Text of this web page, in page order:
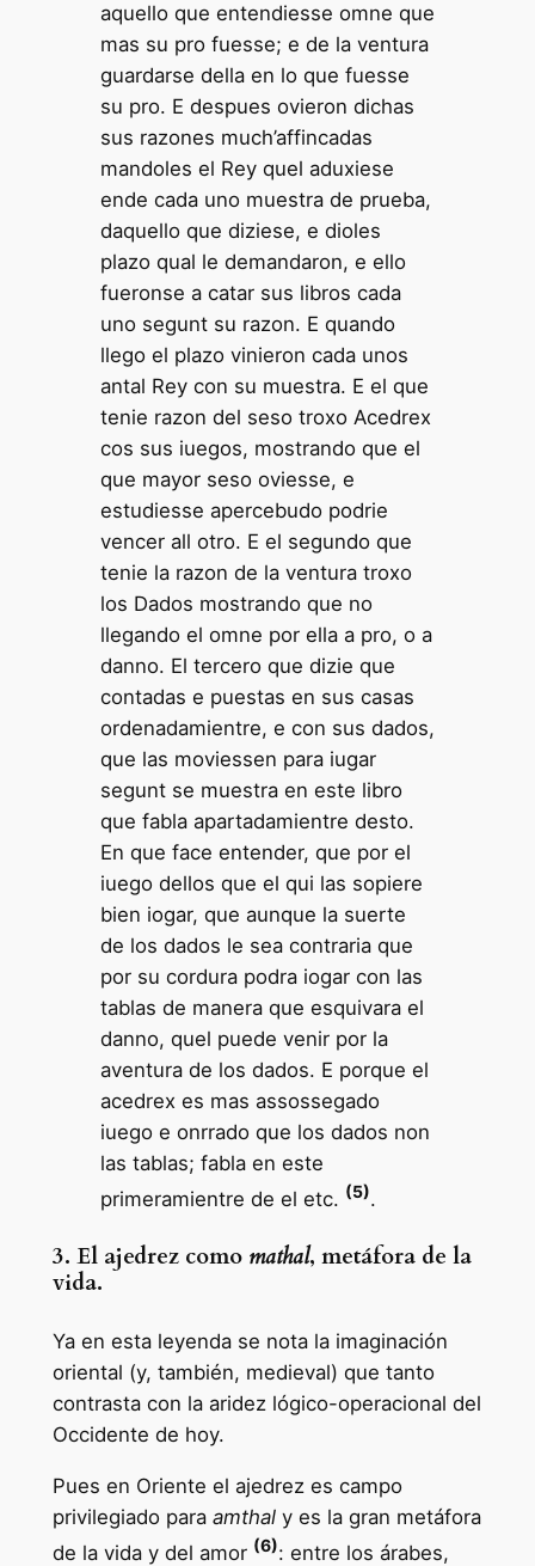
aquello que entendiesse omne que
mas su pro fuesse; e de la ventura
guardarse della en lo que fuesse
su pro. E despues ovieron dichas
sus razones much’affincadas
mandoles el Rey quel aduxiese
ende cada uno muestra de prueba,
daquello que diziese, e dioles
plazo qual le demandaron, e ello
fueronse a catar sus libros cada
uno segunt su razon. E quando
llego el plazo vinieron cada unos
antal Rey con su muestra. E el que
tenie razon del seso troxo Acedrex
cos sus iuegos, mostrando que el
que mayor seso oviesse, e
estudiesse apercebudo podrie
vencer all otro. E el segundo que
tenie la razon de la ventura troxo
los Dados mostrando que no
llegando el omne por ella a pro, o a
danno. El tercero que dizie que
contadas e puestas en sus casas
ordenadamientre, e con sus dados,
que las moviessen para iugar
segunt se muestra en este libro
que fabla apartadamientre desto.
En que face entender, que por el
iuego dellos que el qui las sopiere
bien iogar, que aunque la suerte
de los dados le sea contraria que
por su cordura podra iogar con las
tablas de manera que esquivara el
danno, quel puede venir por la
aventura de los dados. E porque el
acedrex es mas assossegado
iuego e onrrado que los dados non
las tablas; fabla en este
primeramientre de el etc. (5).
3. El ajedrez como mathal, metáfora de la
vida.
Ya en esta leyenda se nota la imaginación
oriental (y, también, medieval) que tanto
contrasta con la aridez lógico-operacional del
Occidente de hoy.
Pues en Oriente el ajedrez es campo
privilegiado para amthaly es la gran metáfora
de la vida y del amor (6): entre los árabes,